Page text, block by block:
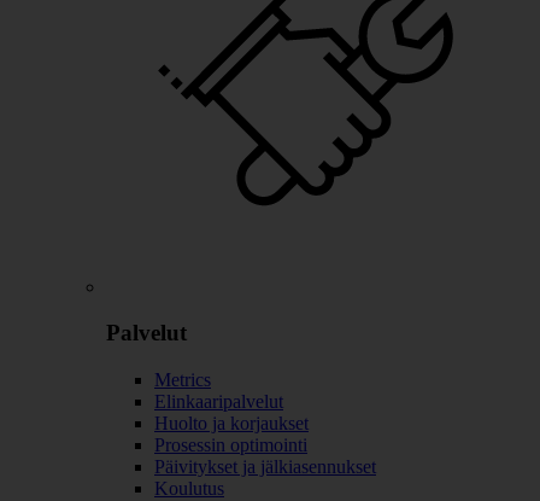
Palvelut
Metrics
Elinkaaripalvelut
Huolto ja korjaukset
Prosessin optimointi
Päivitykset ja jälkiasennukset
Koulutus